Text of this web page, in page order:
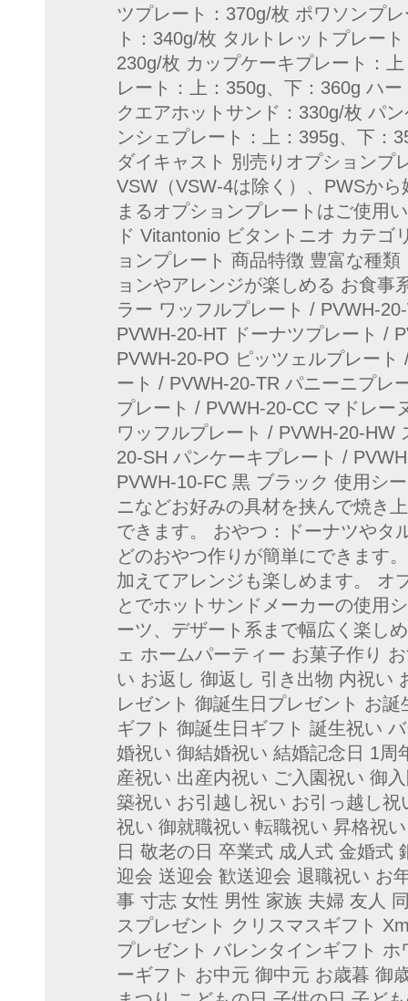
ツプレート：370g/枚 ポワソンプ
ト：340g/枚 タルトレットプレー
230g/枚 カップケーキプレート：
レート：上：350g、下：360g ハ
クエアホットサンド：330g/枚 パ
ンシェプレート：上：395g、下：
ダイキャスト 別売りオプションプ
VSW（VSW-4は除く）、PWSか
まるオプションプレートはご使用
ド Vitantonio ビタントニオ カテ
ョンプレート 商品特徴 豊富な種
ョンやアレンジが楽しめる お食事
ラー ワッフルプレート / PVWH-
PVWH-20-HT ドーナツプレート /
PVWH-20-PO ピッツェルプレー
ート / PVWH-20-TR パニーニプレ
プレート / PVWH-20-CC マドレー
ワッフルプレート / PVWH-20-HW
20-SH パンケーキプレート /
PVWH-10-FC 黒 ブラック 使用シ
ニなどお好みの具材を挟んで焼き
できます。 おやつ：ドーナツやタ
どのおやつ作りが簡単にできます
加えてアレンジも楽しめます。 オ
とでホットサンドメーカーの使用
ーツ、デザート系まで幅広く楽し
ェ ホームパーティー お菓子作り
い お返し 御返し 引き出物 内祝い
レゼント 御誕生日プレゼント お
ギフト 御誕生日ギフト 誕生祝い
婚祝い 御結婚祝い 結婚記念日 1
産祝い 出産内祝い ご入園祝い 御
築祝い お引越し祝い お引っ越し
祝い 御就職祝い 転職祝い 昇格祝
日 敬老の日 卒業式 成人式 金婚式
迎会 送迎会 歓送迎会 退職祝い お
事 寸志 女性 男性 家族 夫婦 友人
スプレゼント クリスマスギフト
プレゼント バレンタインギフト
ーギフト お中元 御中元 お歳暮 御